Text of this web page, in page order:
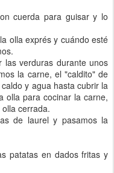
cuerda para guisar y lo
olla exprés y cuándo esté
las verduras durante unos
la carne, el "caldito" de
y agua hasta cubrir la
olla para cocinar la carne,
cerrada.
de laurel y pasamos la
patatas en dados fritas y